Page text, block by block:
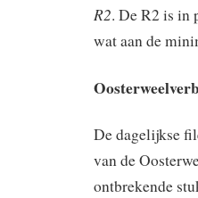
R2. De R2 is in
wat aan de
De dagelijkse
van de
ontbrekende